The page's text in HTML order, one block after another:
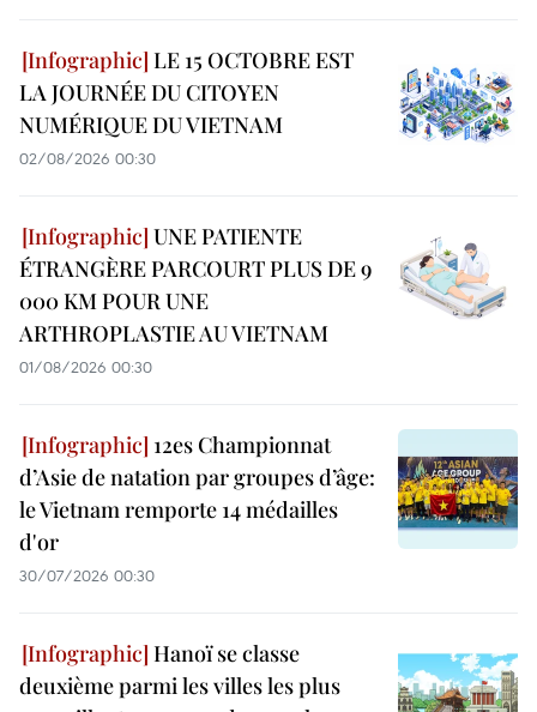
LE 15 OCTOBRE EST
LA JOURNÉE DU CITOYEN
NUMÉRIQUE DU VIETNAM
02/08/2026 00:30
UNE PATIENTE
ÉTRANGÈRE PARCOURT PLUS DE 9
000 KM POUR UNE
ARTHROPLASTIE AU VIETNAM
01/08/2026 00:30
12es Championnat
d’Asie de natation par groupes d’âge:
le Vietnam remporte 14 médailles
d'or
30/07/2026 00:30
Hanoï se classe
deuxième parmi les villes les plus